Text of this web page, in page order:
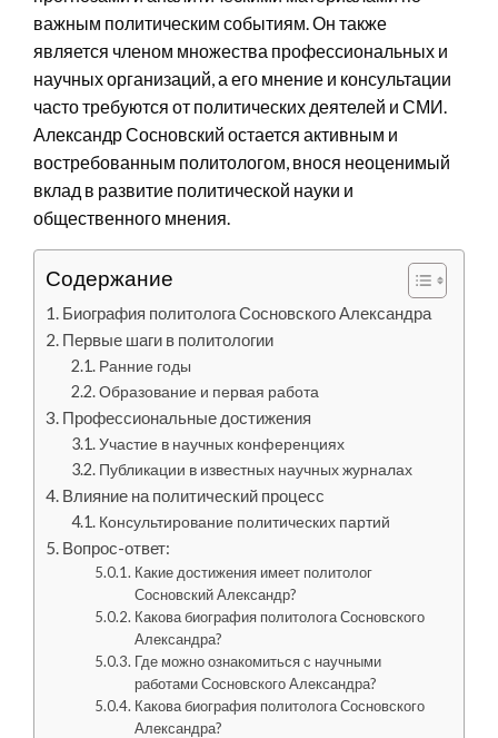
важным политическим событиям. Он также
является членом множества профессиональных и
научных организаций, а его мнение и консультации
часто требуются от политических деятелей и СМИ.
Александр Сосновский остается активным и
востребованным политологом, внося неоценимый
вклад в развитие политической науки и
общественного мнения.
Содержание
Биография политолога Сосновского Александра
Первые шаги в политологии
Ранние годы
Образование и первая работа
Профессиональные достижения
Участие в научных конференциях
Публикации в известных научных журналах
Влияние на политический процесс
Консультирование политических партий
Вопрос-ответ:
Какие достижения имеет политолог
Сосновский Александр?
Какова биография политолога Сосновского
Александра?
Где можно ознакомиться с научными
работами Сосновского Александра?
Какова биография политолога Сосновского
Александра?